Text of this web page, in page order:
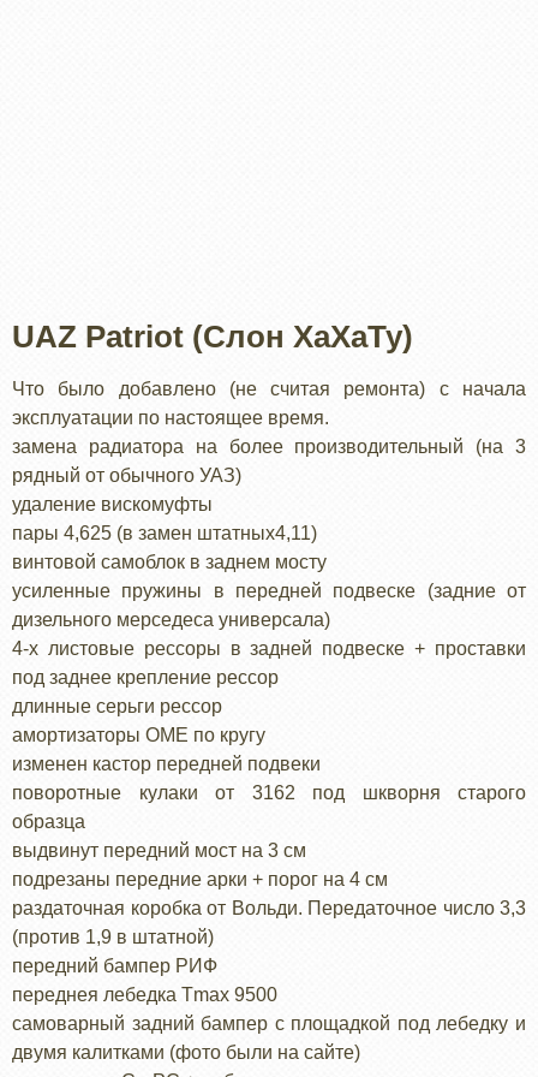
UAZ Patriot (Слон ХаХаТу)
Что было добавлено (не считая ремонта) с начала
эксплуатации по настоящее время.
замена радиатора на более производительный (на 3
рядный от обычного УАЗ)
удаление вискомуфты
пары 4,625 (в замен штатных4,11)
винтовой самоблок в заднем мосту
усиленные пружины в передней подвеске (задние от
дизельного мерседеса универсала)
4-х листовые рессоры в задней подвеске + проставки
под заднее крепление рессор
длинные серьги рессор
амортизаторы OME по кругу
изменен кастор передней подвеки
поворотные кулаки от 3162 под шкворня старого
образца
выдвинут передний мост на 3 см
подрезаны передние арки + порог на 4 см
раздаточная коробка от Вольди. Передаточное число 3,3
(против 1,9 в штатной)
передний бампер РИФ
переднея лебедка Tmax 9500
самоварный задний бампер с площадкой под лебедку и
двумя калитками (фото были на сайте)